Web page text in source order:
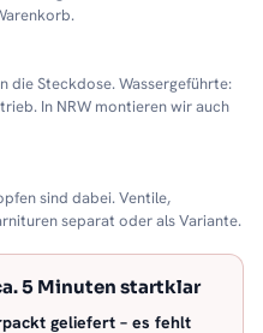
die Steckdose. Wassergeführte:
In NRW montieren wir auch
sind dabei. Ventile,
separat oder als Variante.
5 Minuten startklar
geliefert – es fehlt